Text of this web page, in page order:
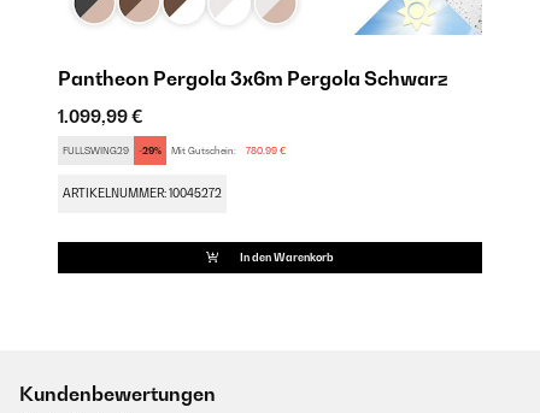
Pantheon Pergola 3x6m Pergola Schwarz
1.099,99 €
FULLSWING29 -29% Mit Gutschein: 780,99 €
ARTIKELNUMMER: 10045272
In den Warenkorb
Kundenbewertungen